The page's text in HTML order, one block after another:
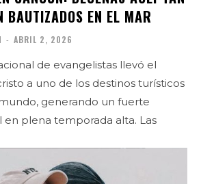
BAUTIZADOS EN EL MAR
- ABRIL 2, 2026
de evangelistas llevó el
a uno de los destinos turísticos
generando un fuerte
plena temporada alta. Las